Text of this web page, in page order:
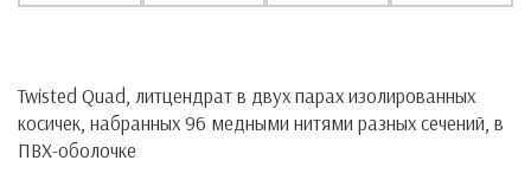
Twisted Quad, литцендрат в двух парах изолированных
косичек, набранных 96 медными нитями разных сечений, в
ПВХ-оболочке